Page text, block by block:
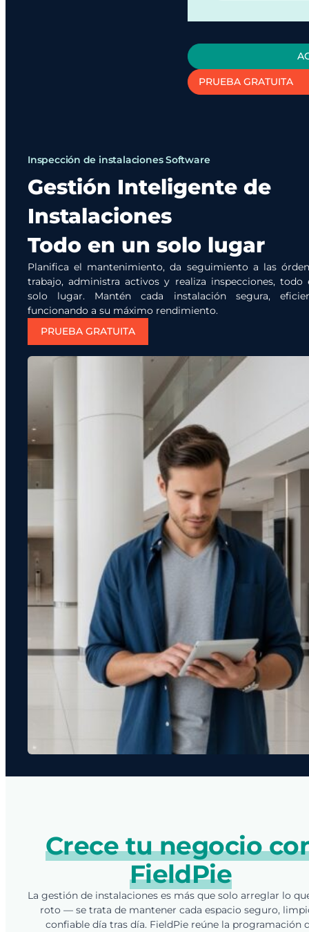
PRUEBA GRATUITA
Inspección de instalaciones Software
Gestión Inteligente de
Instalaciones
Todo en un solo lugar
Planifica el mantenimiento, da seguimiento a las
trabajo, administra activos y realiza inspecciones, todo
solo lugar. Mantén cada instalación segura,
funcionando a su máximo rendimiento.
PRUEBA GRATUITA
Crece tu negocio
FieldPie
La gestión de instalaciones es más que solo arreglar lo
roto — se trata de mantener cada espacio seguro,
confiable día tras día. FieldPie reúne la programación